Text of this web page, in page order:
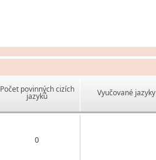
Počet povinných cizích
jazyků Vyučované jazyky
0